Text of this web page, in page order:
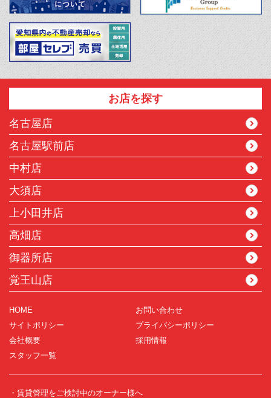
お店を探す
名古屋店
名古屋駅前店
中村店
大須店
上小田井店
高畑店
御器所店
覚王山店
HOME
お問い合わせ
サイトポリシー
プライバシーポリシー
会社概要
採用情報
スタッフ一覧
・賃貸管理をご検討中のオーナー様へ